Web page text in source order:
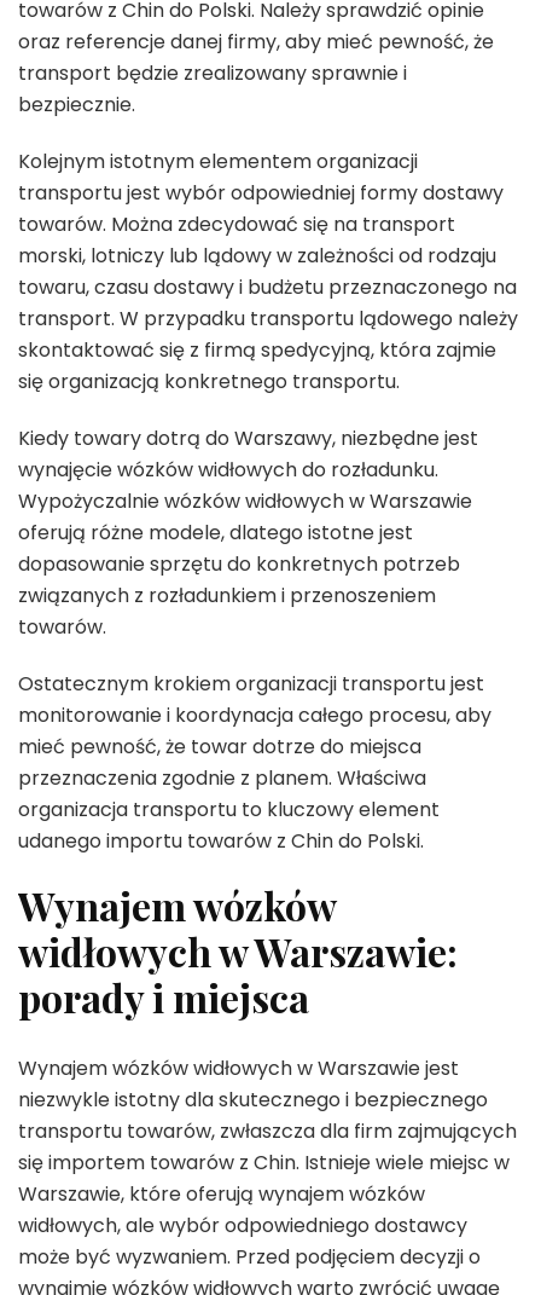
towarów z Chin do Polski. Należy sprawdzić opinie
oraz referencje danej firmy, aby mieć pewność, że
transport będzie zrealizowany sprawnie i
bezpiecznie.
Kolejnym istotnym elementem organizacji
transportu jest wybór odpowiedniej formy dostawy
towarów. Można zdecydować się na transport
morski, lotniczy lub lądowy w zależności od rodzaju
towaru, czasu dostawy i budżetu przeznaczonego na
transport. W przypadku transportu lądowego należy
skontaktować się z firmą spedycyjną, która zajmie
się organizacją konkretnego transportu.
Kiedy towary dotrą do Warszawy, niezbędne jest
wynajęcie wózków widłowych do rozładunku.
Wypożyczalnie wózków widłowych w Warszawie
oferują różne modele, dlatego istotne jest
dopasowanie sprzętu do konkretnych potrzeb
związanych z rozładunkiem i przenoszeniem
towarów.
Ostatecznym krokiem organizacji transportu jest
monitorowanie i koordynacja całego procesu, aby
mieć pewność, że towar dotrze do miejsca
przeznaczenia zgodnie z planem. Właściwa
organizacja transportu to kluczowy element
udanego importu towarów z Chin do Polski.
Wynajem wózków
widłowych w Warszawie:
porady i miejsca
Wynajem wózków widłowych w Warszawie jest
niezwykle istotny dla skutecznego i bezpiecznego
transportu towarów, zwłaszcza dla firm zajmujących
się importem towarów z Chin. Istnieje wiele miejsc w
Warszawie, które oferują wynajem wózków
widłowych, ale wybór odpowiedniego dostawcy
może być wyzwaniem. Przed podjęciem decyzji o
wynajmie wózków widłowych warto zwrócić uwagę